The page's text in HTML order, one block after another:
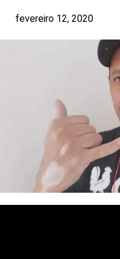
fevereiro 12, 2020